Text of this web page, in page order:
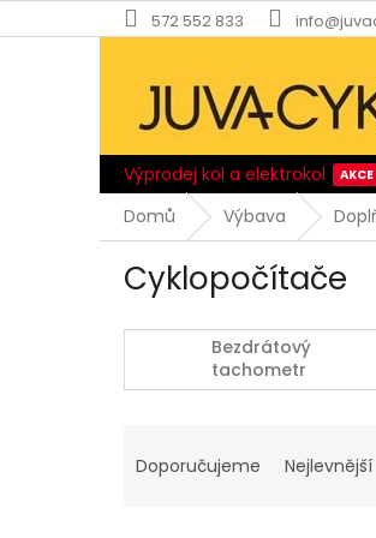
na
572 552 833
Výprodej kol a elektrokol
Domů
Výbava
Cyklopočítače
Bezdrátový
tachometr
aDoporučujeme Nejlevnější